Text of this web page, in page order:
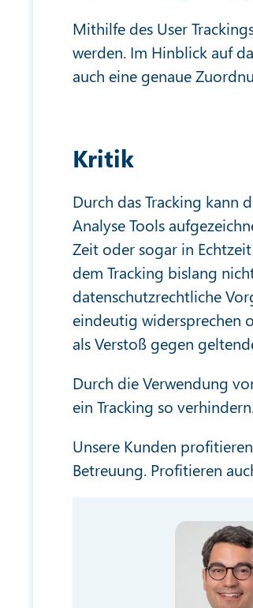
Mithilfe des User
werden. Im Hinblick auf
auch eine genaue
Kritik
Durch das Tracking kann
Analyse Tools
Zeit oder sogar in
dem Tracking bislang
datenschutzrechtliche
eindeutig widersprechen
als Verstoß gegen
Durch die Verwendung
ein Tracking so
Unsere Kunden
Betreuung. Profitieren